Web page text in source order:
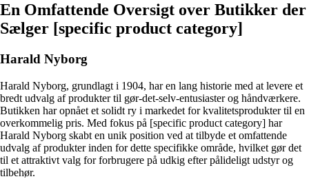
En Omfattende Oversigt over Butikker der
Sælger [specific product category]
Harald Nyborg
Harald Nyborg, grundlagt i 1904, har en lang historie med at levere et
bredt udvalg af produkter til gør-det-selv-entusiaster og håndværkere.
Butikken har opnået et solidt ry i markedet for kvalitetsprodukter til en
overkommelig pris. Med fokus på [specific product category] har
Harald Nyborg skabt en unik position ved at tilbyde et omfattende
udvalg af produkter inden for dette specifikke område, hvilket gør det
til et attraktivt valg for forbrugere på udkig efter pålideligt udstyr og
tilbehør.